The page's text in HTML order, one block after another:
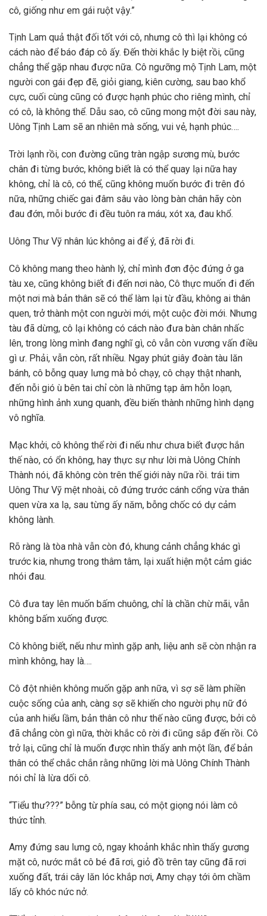
cô, giống như em gái ruột vậy.”
Tịnh Lam quả thật đối tốt với cô, nhưng cô thì lại không có
cách nào để báo đáp cô ấy. Đến thời khắc ly biệt rồi, cũng
chẳng thể gặp nhau được nữa. Cô ngưỡng mộ Tịnh Lam, một
người con gái đẹp đẽ, giỏi giang, kiên cường, sau bao khổ
cực, cuối cùng cũng có được hạnh phúc cho riêng mình, chỉ
có cô, là không thể. Dẫu sao, cô cũng mong một đời sau này,
Uông Tịnh Lam sẽ an nhiên mà sống, vui vẻ, hạnh phúc….
Trời lạnh rồi, con đường cũng tràn ngập sương mù, bước
chân đi từng bước, không biết là có thể quay lại nữa hay
không, chỉ là cô, có thể, cũng không muốn bước đi trên đó
nữa, những chiếc gai đâm sâu vào lòng bàn chân hãy còn
đau đớn, mỗi bước đi đều tuôn ra máu, xót xa, đau khổ.
Uông Thư Vỹ nhân lúc không ai để ý, đã rời đi.
Cô không mang theo hành lý, chỉ mình đơn độc đứng ở ga
tàu xe, cũng không biết đi đến nơi nào, Cô thực muốn đi đến
một nơi mà bản thân sẽ có thể làm lại từ đầu, không ai thân
quen, trở thành một con người mới, một cuộc đời mới. Nhưng
tàu đã dừng, cô lại không có cách nào đưa bàn chân nhấc
lên, trong lòng mình đang nghĩ gì, cô vẫn còn vương vấn điều
gì ư. Phải, vẫn còn, rất nhiều. Ngay phút giây đoàn tàu lăn
bánh, cô bỗng quay lưng mà bỏ chạy, cô chạy thật nhanh,
đến nỗi gió ù bên tai chỉ còn là những tạp âm hỗn loạn,
những hình ảnh xung quanh, đều biến thành những hình dạng
vô nghĩa.
Mạc khởi, cô không thể rời đi nếu như chưa biết được hắn
thế nào, có ổn không, hay thực sự như lời mà Uông Chính
Thành nói, đã không còn trên thế giới này nữa rồi. trái tim
Uông Thư Vỹ mệt nhoài, cô đứng trước cánh cổng vừa thân
quen vừa xa lạ, sau từng ấy năm, bỗng chốc có dự cảm
không lành.
Rõ ràng là tòa nhà vẫn còn đó, khung cảnh chẳng khác gì
trước kia, nhưng trong thâm tâm, lại xuất hiện một cảm giác
nhói đau.
Cô đưa tay lên muốn bấm chuông, chỉ là chần chừ mãi, vẫn
không bấm xuống được.
Cô không biết, nếu như mình gặp anh, liệu anh sẽ còn nhận ra
mình không, hay là….
Cô đột nhiên không muốn gặp anh nữa, vì sợ sẽ làm phiền
cuộc sống của anh, càng sợ sẽ khiến cho người phụ nữ đó
của anh hiểu lầm, bản thân cô như thế nào cũng được, bởi cô
đã chẳng còn gì nữa, thời khắc cô rời đi cũng sắp đến rồi. Cô
trở lại, cũng chỉ là muốn được nhìn thấy anh một lần, để bản
thân có thể chắc chắn rằng những lời mà Uông Chính Thành
nói chỉ là lừa dối cô.
“Tiểu thư???” bỗng từ phía sau, có một giọng nói làm cô
thức tỉnh.
Amy đứng sau lưng cô, ngay khoảnh khắc nhìn thấy gương
mặt cô, nước mắt cô bé đã rơi, giỏ đồ trên tay cũng đã rơi
xuống đất, trái cây lăn lóc khắp nơi, Amy chạy tới ôm chầm
lấy cô khóc nức nở.